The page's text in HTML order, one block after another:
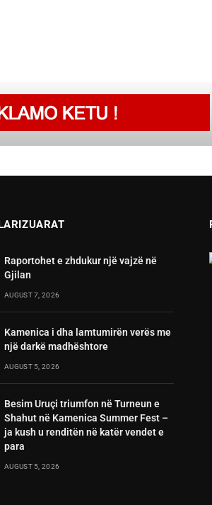
Raportohet e zhdukur një vajzë në
Gjilan
AUGUST 7, 2026
Kamenica i dha lamtumirën verës me
një darkë madhështore
AUGUST 5, 2026
Besim Uruçi triumfon në Turneun e
Shahut në Kamenica Summer Fest –
ja kush u renditën në katër vendet e
para
AUGUST 5, 2026